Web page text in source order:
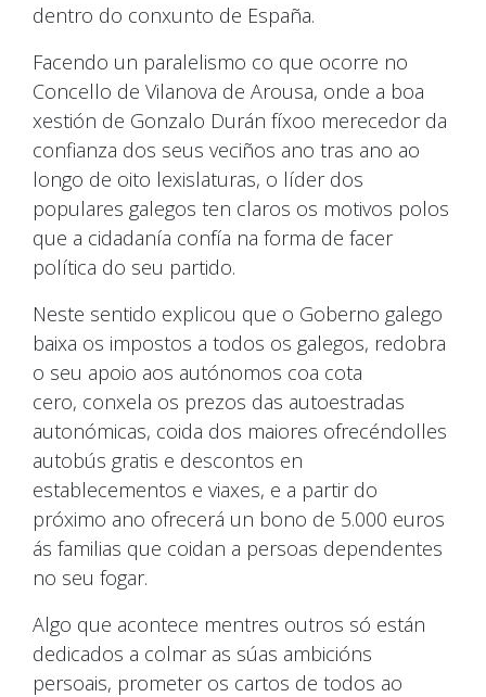
dentro do conxunto de España.
Facendo un paralelismo co que ocorre no
Concello de Vilanova de Arousa, onde a boa
xestión de Gonzalo Durán fíxoo merecedor da
confianza dos seus veciños ano tras ano ao
longo de oito lexislaturas, o líder dos
populares galegos ten claros os motivos polos
que a cidadanía confía na forma de facer
política do seu partido.
Neste sentido explicou que o Goberno galego
baixa os impostos a todos os galegos, redobra
o seu apoio aos autónomos coa cota
cero, conxela os prezos das autoestradas
autonómicas, coida dos maiores ofrecéndolles
autobús gratis e descontos en
establecementos e viaxes, e a partir do
próximo ano ofrecerá un bono de 5.000 euros
ás familias que coidan a persoas dependentes
no seu fogar.
Algo que acontece mentres outros só están
dedicados a colmar as súas ambicións
persoais, prometer os cartos de todos ao